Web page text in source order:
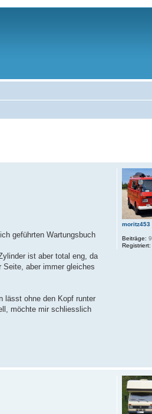
geführten Wartungsbuch
ist aber total eng, da
aber immer gleiches
lässt ohne den Kopf runter
möchte mir schliesslich
moritz453
Beiträge: 9
Registriert: